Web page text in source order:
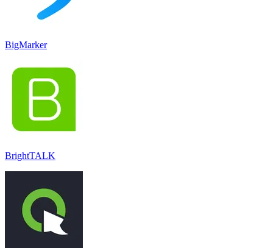
BigMarker
BrightTALK